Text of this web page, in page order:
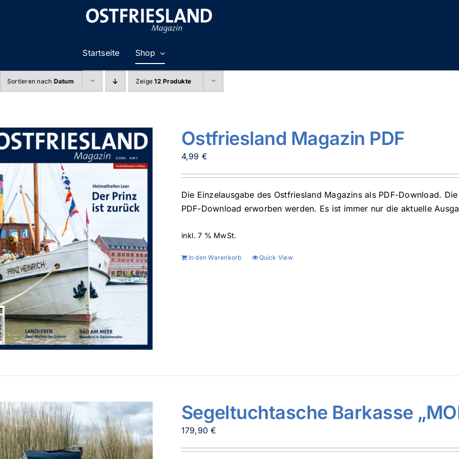
Startseite
Shop
Sortieren nach Datum Zeige12 Produkte
Ostfriesland Magazin PDF
4,99 €
Die Einzelausgabe des Ostfriesland Magazins als PDF-Download.
PDF-Download erworben werden. Es ist immer nur die aktuelle
inkl. 7 % MwSt.
In den Warenkorb Quick View
Segeltuchtasche Barkasse
179,90€